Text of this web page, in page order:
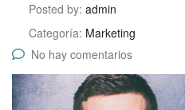
Posted by: admin
Categoría: Marketing
No hay comentarios